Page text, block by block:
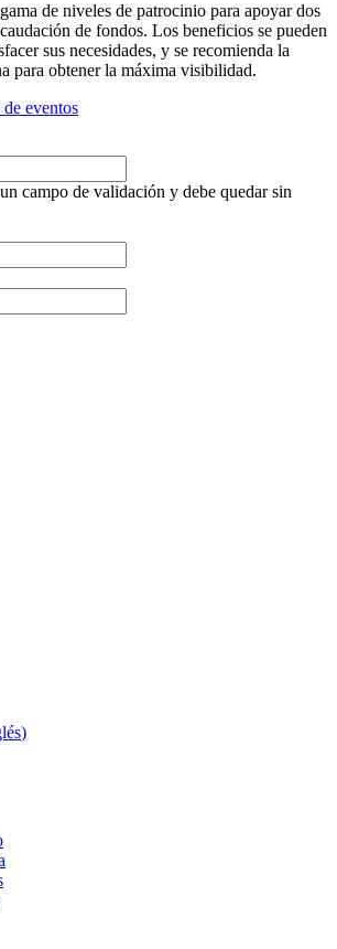
de niveles de patrocinio para apoyar dos
de fondos. Los beneficios se pueden
sus necesidades, y se recomienda la
para obtener la máxima visibilidad.
eventos
campo de validación y debe quedar sin
)